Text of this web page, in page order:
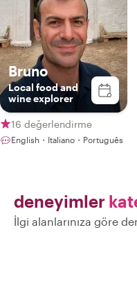
Bruno
Local food and
wine explorer
16 değerlendirme
English・Italiano・Português
deneyimler
İlgi alanlarınıza göre